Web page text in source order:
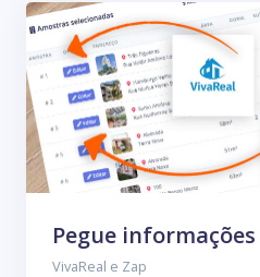
Pegue
VivaReal e Zap